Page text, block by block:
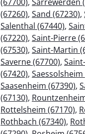
(67260), Sand (67230),
Salenthal (67440),
(67220), Saint-Pierre
(67530), Saint-Martin
Saverne (67700),
(67420), Saessolsheim
Saasenheim (67390),
(67130),
Rottelsheim (67170),
Rothbach (67340),